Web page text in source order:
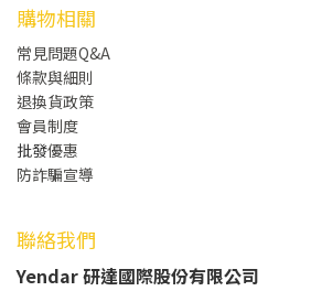
購物相關
常見問題Q&A
條款與細則
退換貨政策
會員制度
批發優惠
防詐騙宣導
聯絡我們
Yendar 研達國際股份有限公司